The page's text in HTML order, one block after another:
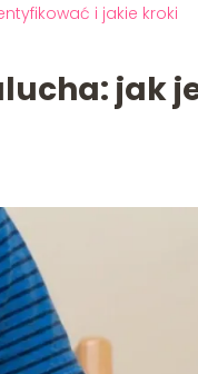
i jakie kroki
jak